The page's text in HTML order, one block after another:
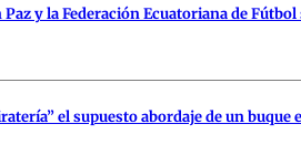
y la Federación Ecuatoriana de
el supuesto abordaje de un buque